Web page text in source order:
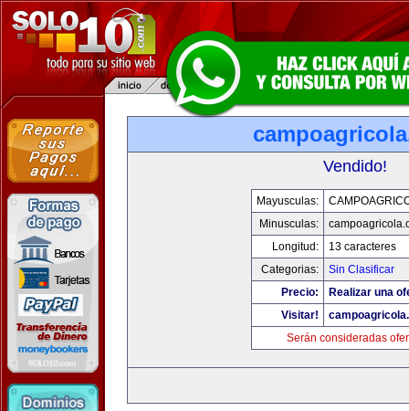
Vendido!
Mayusculas:
Minusculas:
Longitud:
13 caracteres
Categorias:
Sin Clasificar
Precio:
Realizar una
Visitar!
Serán consideradas